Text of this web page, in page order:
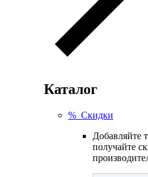
Каталог
% Скидки
Добавляйте
получайте